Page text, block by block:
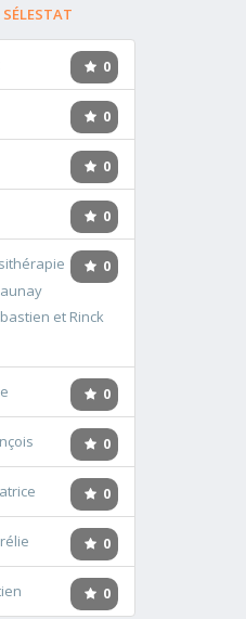
0
0
0
0
0
et Rinck
0
0
0
0
0